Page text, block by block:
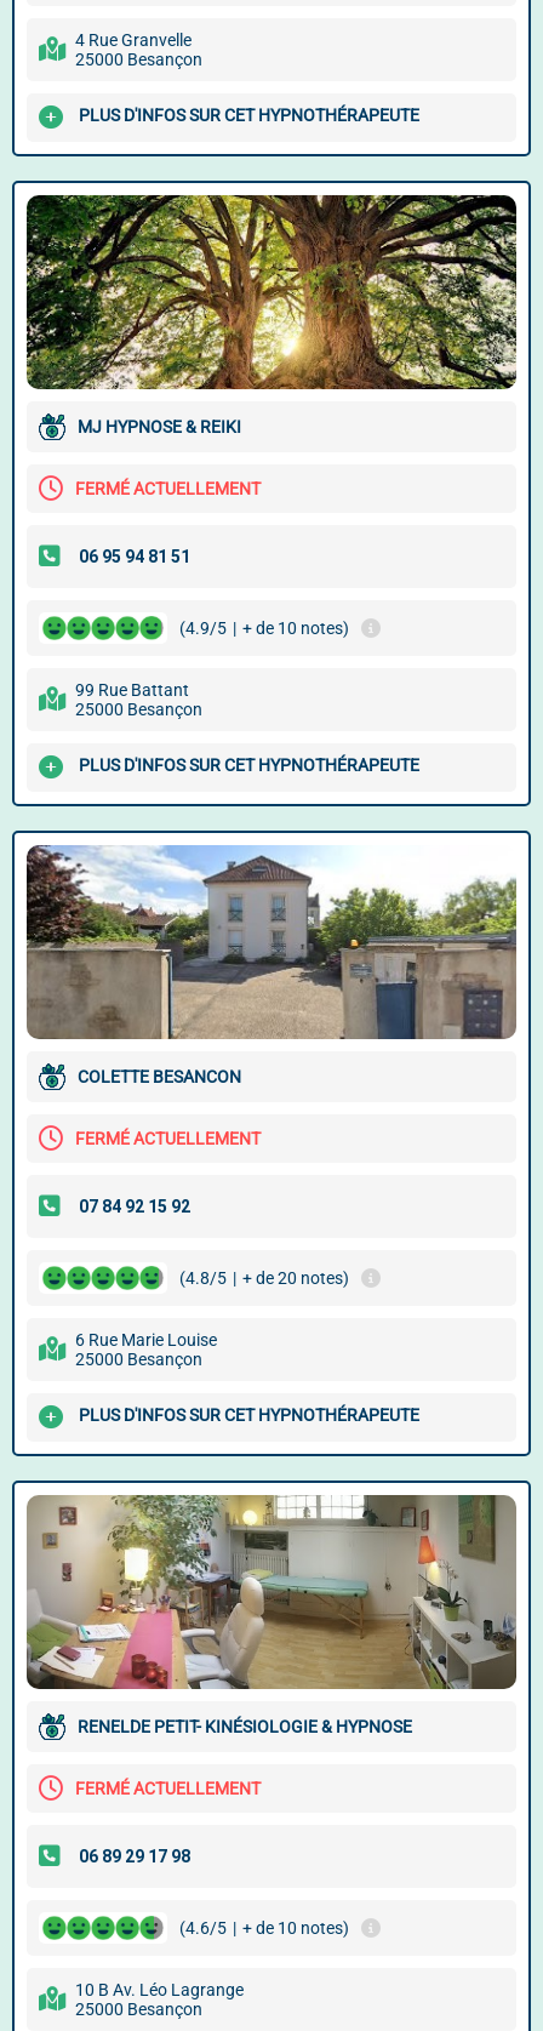
4 Rue Granvelle
25000 Besançon
PLUS D'INFOS SUR CET HYPNOTHÉRAPEUTE
MJ HYPNOSE & REIKI
FERMÉ ACTUELLEMENT
(4.9/5 | + de 10 notes)
99 Rue Battant
25000 Besançon
PLUS D'INFOS SUR CET HYPNOTHÉRAPEUTE
COLETTE BESANCON
FERMÉ ACTUELLEMENT
(4.8/5 | + de 20 notes)
6 Rue Marie Louise
25000 Besançon
PLUS D'INFOS SUR CET HYPNOTHÉRAPEUTE
RENELDE PETIT- KINÉSIOLOGIE & HYPNOSE
FERMÉ ACTUELLEMENT
(4.6/5 | + de 10 notes)
10 B Av. Léo Lagrange
25000 Besançon